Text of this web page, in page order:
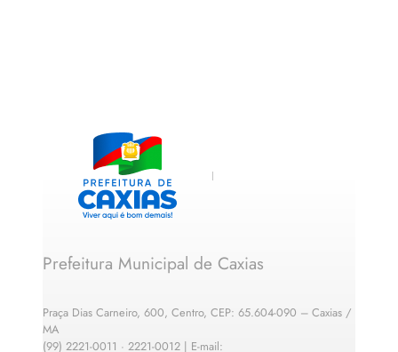
Prefeitura Municipal de Caxias
Praça Dias Carneiro, 600, Centro, CEP: 65.604-090 – Caxias /
MA
(99) 2221-0011 · 2221-0012 | E-mail: